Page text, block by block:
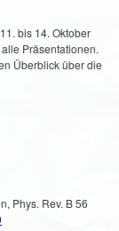
bis 14. Oktober
Präsentationen.
Überblick über die
Phys. Rev. B 56